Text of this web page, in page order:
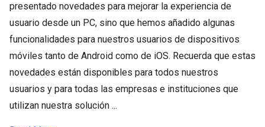
presentado novedades para mejorar la experiencia de
usuario desde un PC, sino que hemos añadido algunas
funcionalidades para nuestros usuarios de dispositivos
móviles tanto de Android como de iOS. Recuerda que estas
novedades están disponibles para todos nuestros
usuarios y para todas las empresas e instituciones que
utilizan nuestra solución ...